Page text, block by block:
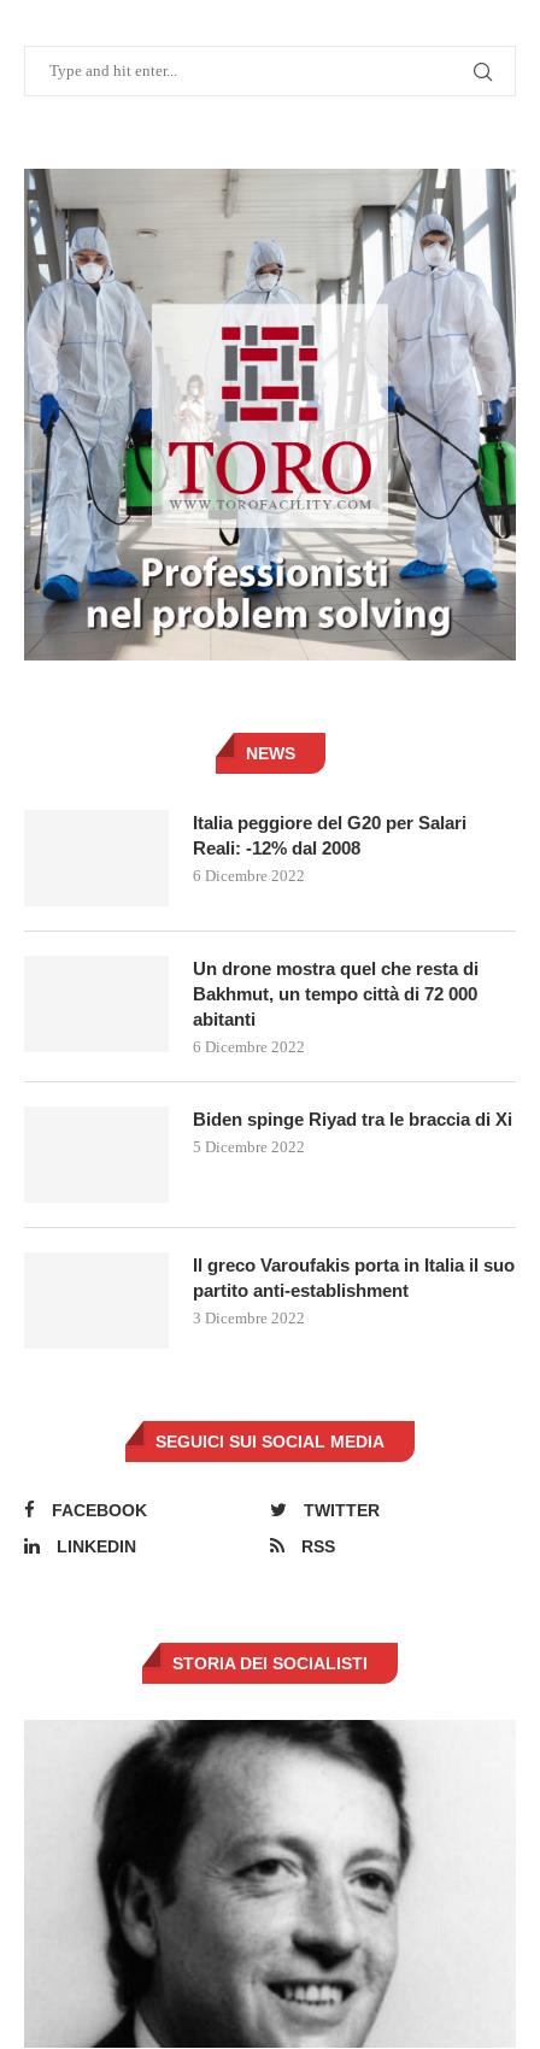
NEWS
Italia peggiore del G20 per Salari
Reali: -12% dal 2008
6 Dicembre 2022
Un drone mostra quel che resta di
Bakhmut, un tempo città di 72 000
abitanti
6 Dicembre 2022
Biden spinge Riyad tra le braccia di Xi
5 Dicembre 2022
Il greco Varoufakis porta in Italia il suo
partito anti-establishment
3 Dicembre 2022
SEGUICI SUI SOCIAL MEDIA
FACEBOOK
TWITTER
LINKEDIN
RSS
STORIA DEI SOCIALISTI